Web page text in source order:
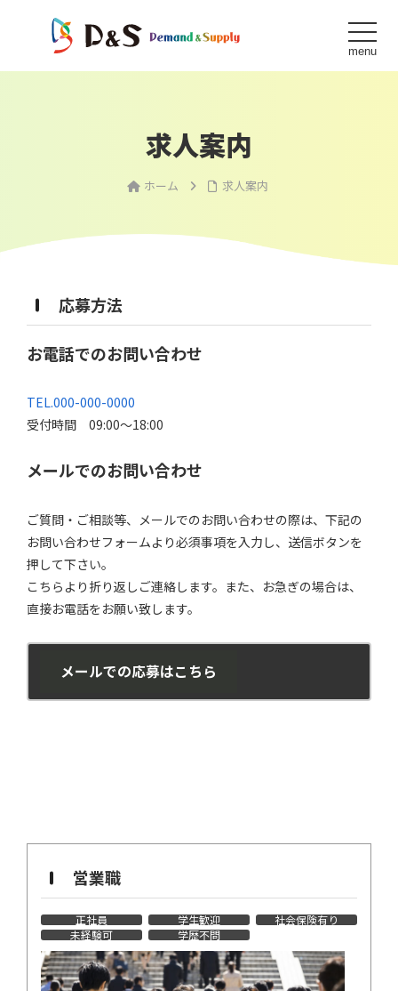
toggle
求人案内
ホーム 求人案内
応募方法
お電話でのお問い合わせ
TEL.000-000-0000
受付時間 09:00～18:00
メールでのお問い合わせ
ご質問・ご相談等、メールでのお問い合わせの際は、下記の
お問い合わせフォームより必須事項を入力し、送信ボタンを
押して下さい。
こちらより折り返しご連絡します。また、お急ぎの場合は、
直接お電話をお願い致します。
メールでの応募はこちら
営業職
正社員 学生歓迎
社会保険有り
未経験可
学歴不問